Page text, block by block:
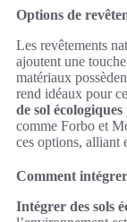
Options de
Les revêtements
ajoutent une
matériaux
rend idéaux pour
de sol
comme Forbo et
ces options, alliant
Comment
Intégrer des sols